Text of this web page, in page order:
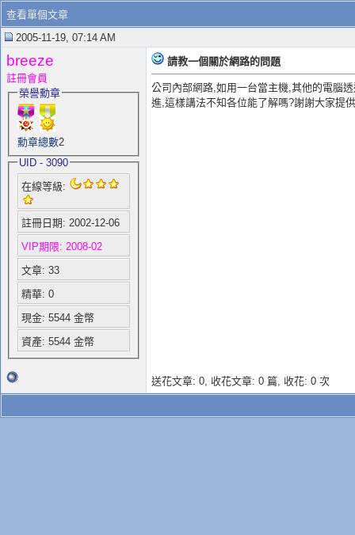
查看單個文章
2005-11-19, 07:14 AM
breeze
註冊會員
榮譽勳章
勳章總數2
UID - 3090
在線等級:
註冊日期: 2002-12-06
VIP期限: 2008-02
文章: 33
精華: 0
現金: 5544 金幣
資產: 5544 金幣
請教一個關於網路的問題
公司內部網路,如用一台當主機,其他的電腦
進,這樣講法不知各位能了解嗎?謝謝大家提
送花文章: 0, 收花文章: 0 篇, 收花: 0 次